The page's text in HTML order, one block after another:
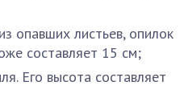
опавших листьев, опилок
составляет 15 см;
Его высота составляет